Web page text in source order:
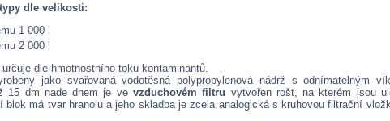
dle velikosti:
1 000 l
2 000 l
dle hmotnostního toku kontaminantů.
jako svařovaná vodotěsná polypropylenová nádrž s odnímatelným
15 dm nade dnem je vevzduchovém filtru vytvořen rošt, na kterém jsou
má tvar hranolu a jeho skladba je zcela analogická s kruhovou filtrační